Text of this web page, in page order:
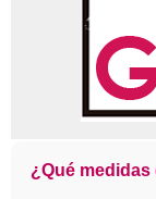
¿Qué